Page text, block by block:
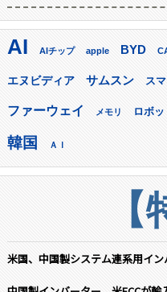
AI AIチップ apple BYD
エヌビディア サムスン ス
ファーウェイ メモリ ロボッ
韓国 ＡＩ
米国、中国製システム連系用イ